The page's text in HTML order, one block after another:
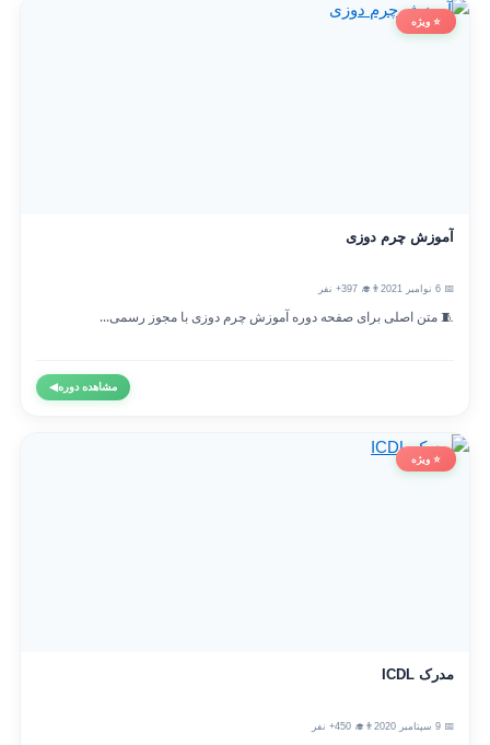
⭐ ویژه
آموزش چرم دوزی
👨‍🎓 397+ نفر
🧵 متن اصلی برای صفحه دوره آموزش چرم دوزی با مجوز رسمی...
مشاهده دوره◀
⭐ ویژه
مدرک ICDL
👨‍🎓 450+ نفر